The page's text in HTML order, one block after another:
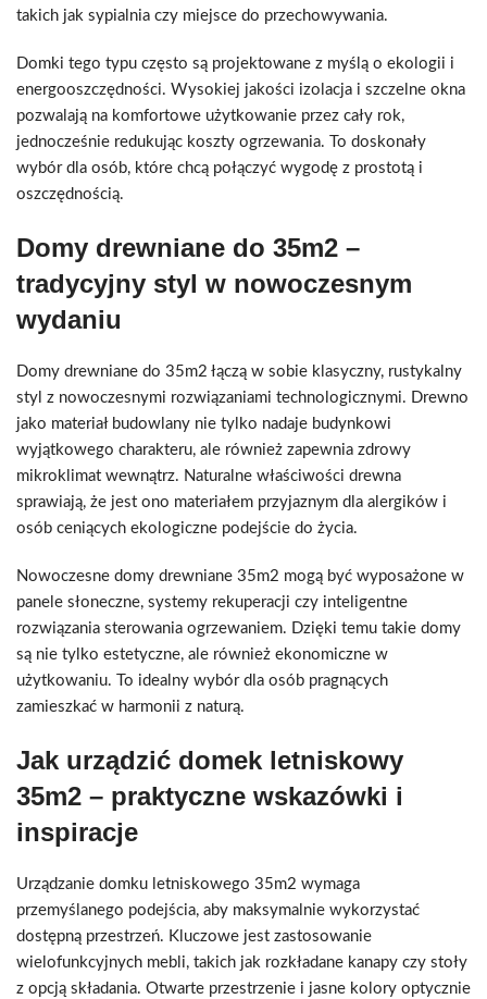
takich jak sypialnia czy miejsce do przechowywania.
Domki tego typu często są projektowane z myślą o ekologii i
energooszczędności. Wysokiej jakości izolacja i szczelne okna
pozwalają na komfortowe użytkowanie przez cały rok,
jednocześnie redukując koszty ogrzewania. To doskonały
wybór dla osób, które chcą połączyć wygodę z prostotą i
oszczędnością.
Domy drewniane do 35m2 –
tradycyjny styl w nowoczesnym
wydaniu
Domy drewniane do 35m2 łączą w sobie klasyczny, rustykalny
styl z nowoczesnymi rozwiązaniami technologicznymi. Drewno
jako materiał budowlany nie tylko nadaje budynkowi
wyjątkowego charakteru, ale również zapewnia zdrowy
mikroklimat wewnątrz. Naturalne właściwości drewna
sprawiają, że jest ono materiałem przyjaznym dla alergików i
osób ceniących ekologiczne podejście do życia.
Nowoczesne domy drewniane 35m2 mogą być wyposażone w
panele słoneczne, systemy rekuperacji czy inteligentne
rozwiązania sterowania ogrzewaniem. Dzięki temu takie domy
są nie tylko estetyczne, ale również ekonomiczne w
użytkowaniu. To idealny wybór dla osób pragnących
zamieszkać w harmonii z naturą.
Jak urządzić domek letniskowy
35m2 – praktyczne wskazówki i
inspiracje
Urządzanie domku letniskowego 35m2 wymaga
przemyślanego podejścia, aby maksymalnie wykorzystać
dostępną przestrzeń. Kluczowe jest zastosowanie
wielofunkcyjnych mebli, takich jak rozkładane kanapy czy stoły
z opcją składania. Otwarte przestrzenie i jasne kolory optycznie